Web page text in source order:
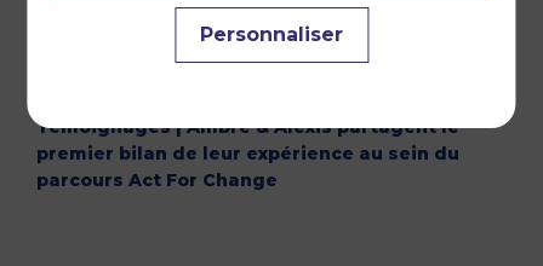
01 MARCH 2023
Témoignages | Ambre & Alexis partagent le
premier bilan de leur expérience au sein du
parcours Act For Change
Personnaliser